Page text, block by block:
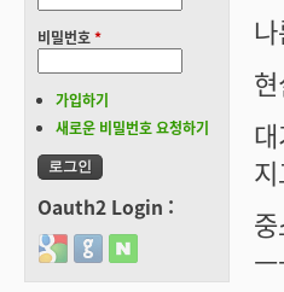
비밀번호*
가입하기
새로운 비밀번호 요청하기
Oauth2 Login :
Login with Google
Login with GitHub
Login with Naver